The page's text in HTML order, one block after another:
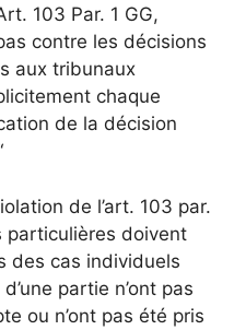
103 Par. 1 GG,
contre les décisions
aux tribunaux
chaque
de la décision
de l’art. 103 par.
particulières doivent
des cas individuels
partie n’ont pas
ou n’ont pas été pris